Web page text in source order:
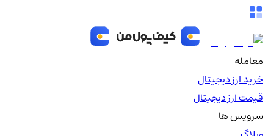
معامله
خرید ارز دیجیتال
قیمت ارز دیجیتال
سرویس ها